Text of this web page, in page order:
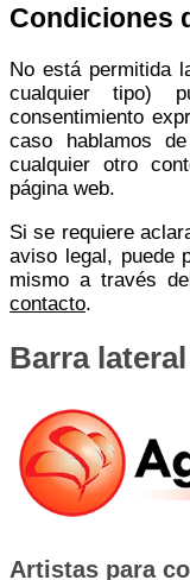
Condiciones
No está permitida
cualquier tipo)
consentimiento
caso hablamos
cualquier otro
página web.
Si se requiere
aviso legal, puede
mismo a través
contacto.
Barra
Artistas para